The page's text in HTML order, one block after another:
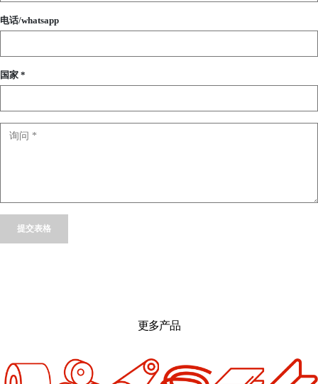
电话/whatsapp
国家 *
更多产品